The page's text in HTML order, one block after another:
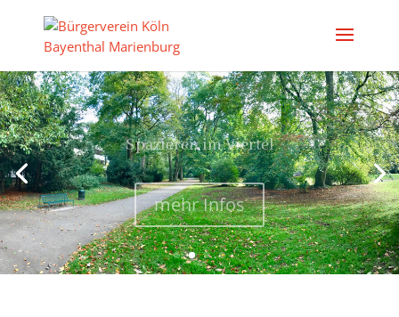
Spazieren im Viertel
mehr Infos